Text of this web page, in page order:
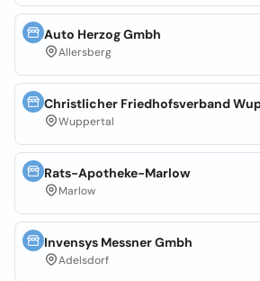
Auto Herzog Gmbh
Allersberg
Christlicher Friedhofsverband
Wuppertal
Rats-Apotheke-Marlow
Marlow
Invensys Messner Gmbh
Adelsdorf